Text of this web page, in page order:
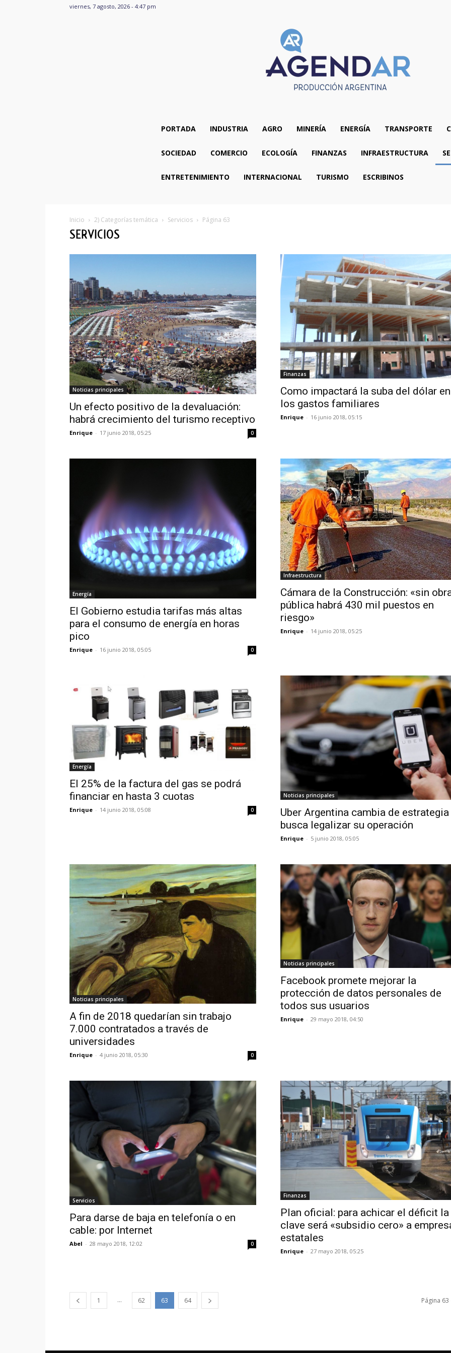
viernes, 7 agosto, 2026 - 4:47 pm
PORTADA INDUSTRIA AGRO MINERÍA ENERGÍA TRANSPORTE
SOCIEDAD COMERCIO ECOLOGÍA FINANZAS INFRAESTRUCTURA
ENTRETENIMIENTO INTERNACIONAL TURISMO ESCRIBINOS
Inicio 2) Categorías temática Servicios Página 63
SERVICIOS
Noticias principales
Un efecto positivo de la devaluación:
habrá crecimiento del turismo receptivo
Enrique - 17 junio 2018, 05:25 0
Finanzas
Como impactará la suba del dólar en
los gastos familiares
Enrique - 16 junio 2018, 05:15
Energía
El Gobierno estudia tarifas más altas
para el consumo de energía en horas
pico
Enrique - 16 junio 2018, 05:05 0
Infraestructura
Cámara de la Construcción: «sin
pública habrá 430 mil puestos en
riesgo»
Enrique - 14 junio 2018, 05:25
Energía
El 25% de la factura del gas se podrá
financiar en hasta 3 cuotas
Enrique - 14 junio 2018, 05:08 0
Noticias principales
Uber Argentina cambia de estrategia
busca legalizar su operación
Enrique - 5 junio 2018, 05:05
Noticias principales
A fin de 2018 quedarían sin trabajo
7.000 contratados a través de
universidades
Enrique - 4 junio 2018, 05:30 0
Noticias principales
Facebook promete mejorar la
protección de datos personales de
todos sus usuarios
Enrique - 29 mayo 2018, 04:50
Servicios
Para darse de baja en telefonía o en
cable: por Internet
Abel - 28 mayo 2018, 12:02 0
Finanzas
Plan oficial: para achicar el déficit la
clave será «subsidio cero» a
estatales
Enrique - 27 mayo 2018, 05:25
1 ... 62 63 64 Página